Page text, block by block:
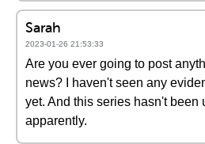
Sarah
2023-01-26 21:53:33
Are you ever going to post
news? I haven't seen any
yet. And this series hasn't been
apparently.